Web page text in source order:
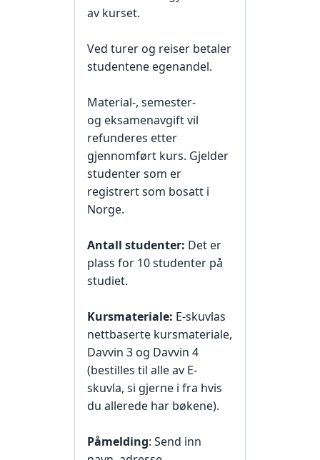
av kurset.
Ved turer og reiser betaler
studentene egenandel.
Material-, semester-
og eksamenavgift vil
refunderes etter
gjennomført kurs. Gjelder
studenter som er
registrert som bosatt i
Norge.
Antall studenter: Det er
plass for 10 studenter på
studiet.
Kursmateriale: E-skuvlas
nettbaserte kursmateriale,
Davvin 3 og Davvin 4
(bestilles til alle av E-
skuvla, si gjerne i fra hvis
du allerede har bøkene).
Påmelding: Send inn